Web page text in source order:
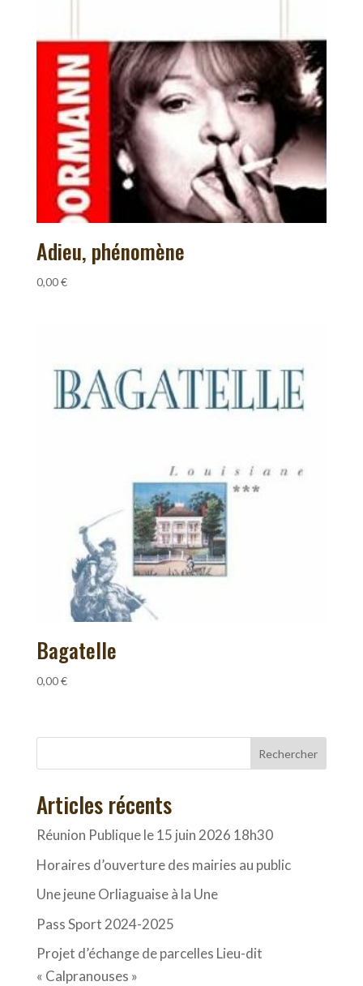
Adieu, phénomène
0,00€
Bagatelle
0,00€
Rechercher
Articles récents
Réunion Publique le 15 juin 2026 18h30
Horaires d’ouverture des mairies au public
Une jeune Orliaguaise à la Une
Pass Sport 2024-2025
Projet d’échange de parcelles Lieu-dit
« Calpranouses »